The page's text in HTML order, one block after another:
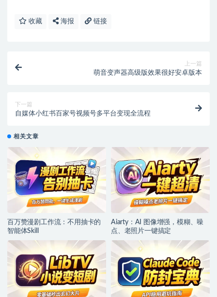
收藏 海报 链接
上一篇
萌音变声器高级版效果很好安卓版本
下一篇
自媒体小红书百家号视频号多平台变现全流程
相关文章
百万赞漫剧工作流：不用抽卡的
智能体Skill
Aiarty：AI 图像增强，模糊、噪
点、老照片一键搞定